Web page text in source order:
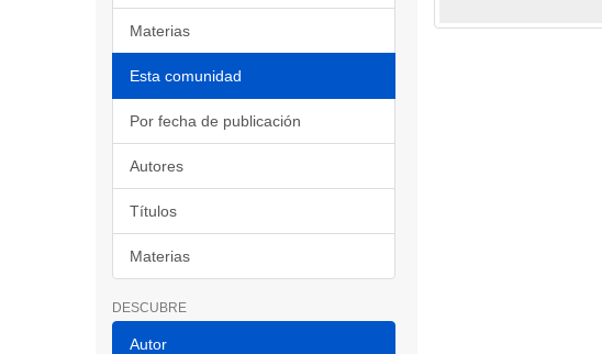
Materias
Esta comunidad
Por fecha de publicación
Autores
Títulos
Materias
DESCUBRE
Autor